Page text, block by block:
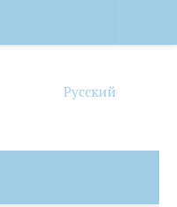
Русский